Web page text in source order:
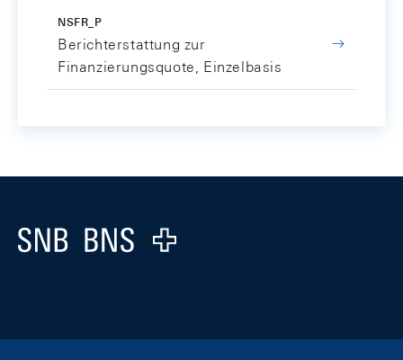
NSFR_P
Berichterstattung zur
Finanzierungsquote, Einzelbasis
Logo